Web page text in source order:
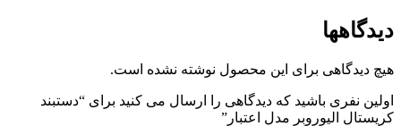
دیدگاهها
هیچ دیدگاهی برای این محصول نوشته نشده است.
اولین نفری باشید که دیدگاهی را ارسال می کنید برای “دستبند
کریستال الیوروبر مدل اعتبار”